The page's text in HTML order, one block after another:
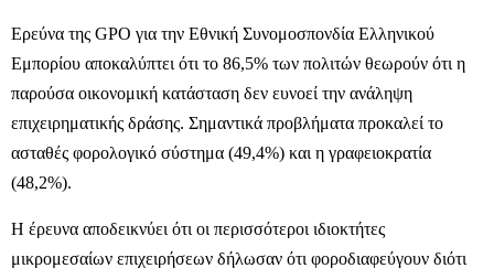
Ερεύνα της GPO για την Εθνική Συνομοσπονδία Ελληνικού
Εμπορίου αποκαλύπτει ότι το 86,5% των πολιτών θεωρούν ότι η
παρούσα οικονομική κατάσταση δεν ευνοεί την ανάληψη
επιχειρηματικής δράσης. Σημαντικά προβλήματα προκαλεί το
ασταθές φορολογικό σύστημα (49,4%) και η γραφειοκρατία
(48,2%).
Η έρευνα αποδεικνύει ότι οι περισσότεροι ιδιοκτήτες
μικρομεσαίων επιχειρήσεων δήλωσαν ότι φοροδιαφεύγουν διότι